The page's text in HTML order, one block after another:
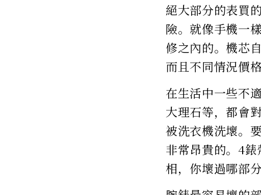
絕大部分的表買
險。就像手機一
修之內的。機芯
而且不同情況價
在生活中一些不
大理石等，都會
被洗衣機洗壞。
非常昂貴的。4
相，你壞過哪部分